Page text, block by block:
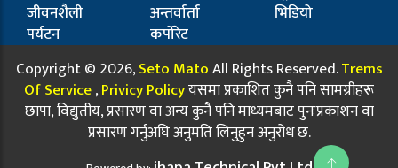
जीवनशैली
पर्यटन
अन्तर्वार्ता
कर्पोरेट
भिडियो
Copyright © 2026,Seto MatoAll Rights Reserved.Trems
Of Service,Privicy Policyयसमा प्रकाशित कुनै पनि सामग्रीहरू
छापा, विद्युतीय, प्रसारण वा अन्य कुनै पनि माध्यमबाट पुनःप्रकाशन वा
प्रसारण गर्नुअघि अनुमति लिनुहुन अनुरोध छ.